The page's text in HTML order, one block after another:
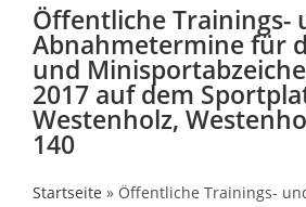
Öffentliche Trainings-
Abnahmetermine für
und
2017 auf dem
Westenholz,
140
Startseite » Öffentliche Trainings-